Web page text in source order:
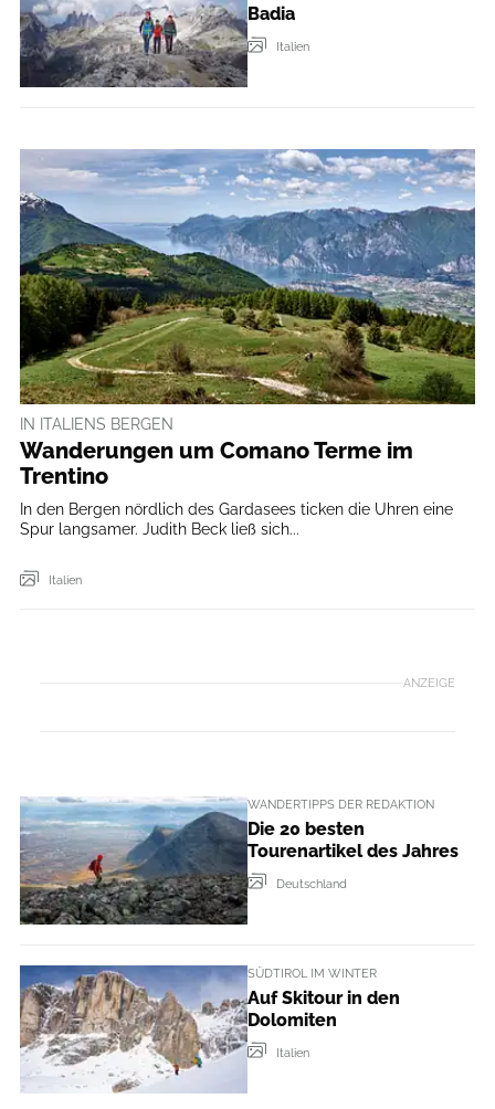
Badia
Italien
IN ITALIENS BERGEN
Wanderungen um Comano Terme im
Trentino
In den Bergen nördlich des Gardasees ticken die Uhren eine
Spur langsamer. Judith Beck ließ sich...
Italien
ANZEIGE
WANDERTIPPS DER REDAKTION
Die 20 besten
Tourenartikel des Jahres
Deutschland
SÜDTIROL IM WINTER
Auf Skitour in den
Dolomiten
Italien